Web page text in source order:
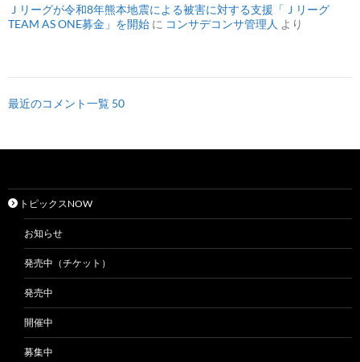
Ｊリーグが令和8年熊本地震による被害に対する支援「Ｊリーグ
TEAM AS ONE募金」を開始 に コンサデコンサ管理人 より
最近のコメント一覧 50
トピックスNOW
お知らせ
発売中（チケット）
発売中
開催中
募集中